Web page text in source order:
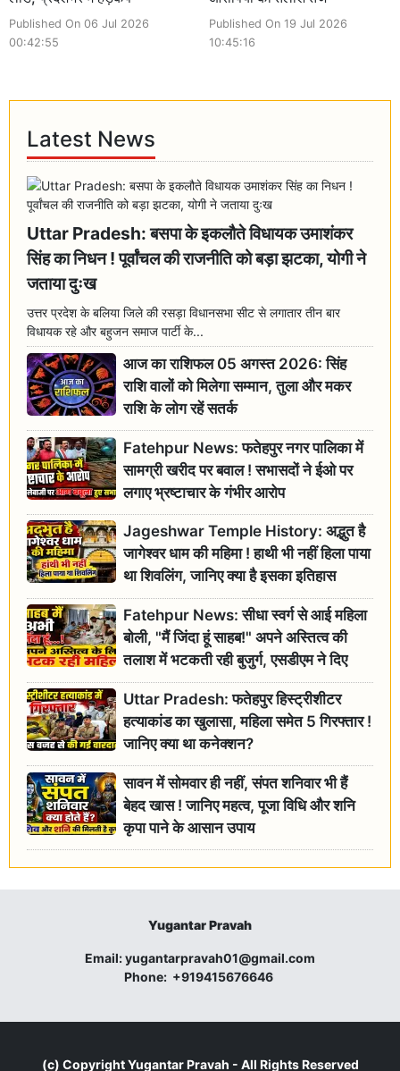
Published On 06 Jul 2026
00:42:55
Published On 19 Jul 2026
10:45:16
Latest News
Uttar Pradesh: बसपा के इकलौते विधायक उमाशंकर
सिंह का निधन ! पूर्वांचल की राजनीति को बड़ा झटका, योगी ने
जताया दुःख
उत्तर प्रदेश के बलिया जिले की रसड़ा विधानसभा सीट से लगातार तीन बार
विधायक रहे और बहुजन समाज पार्टी के...
आज का राशिफल 05 अगस्त 2026: सिंह
राशि वालों को मिलेगा सम्मान, तुला और मकर
राशि के लोग रहें सतर्क
Fatehpur News: फतेहपुर नगर पालिका में
सामग्री खरीद पर बवाल ! सभासदों ने ईओ पर
लगाए भ्रष्टाचार के गंभीर आरोप
Jageshwar Temple History: अद्भुत है
जागेश्वर धाम की महिमा ! हाथी भी नहीं हिला पाया
था शिवलिंग, जानिए क्या है इसका इतिहास
Fatehpur News: सीधा स्वर्ग से आई महिला
बोली, "मैं जिंदा हूं साहब!" अपने अस्तित्व की
तलाश में भटकती रही बुजुर्ग, एसडीएम ने दिए
जांच के आदेश
Uttar Pradesh: फतेहपुर हिस्ट्रीशीटर
हत्याकांड का खुलासा, महिला समेत 5 गिरफ्तार !
जानिए क्या था कनेक्शन?
सावन में सोमवार ही नहीं, संपत शनिवार भी हैं
बेहद खास ! जानिए महत्व, पूजा विधि और शनि
कृपा पाने के आसान उपाय
Yugantar Pravah
Email:yugantarpravah01@gmail.com
Phone: +919415676646
(c) CopyrightYugantar Pravah - All Rights Reserved